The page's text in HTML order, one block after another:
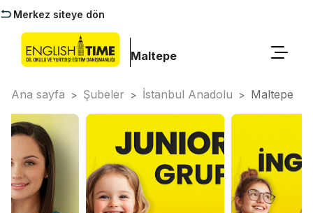
Merkez siteye dön
Maltepe
Ana sayfa > Şubeler > İstanbul Anadolu > Maltepe